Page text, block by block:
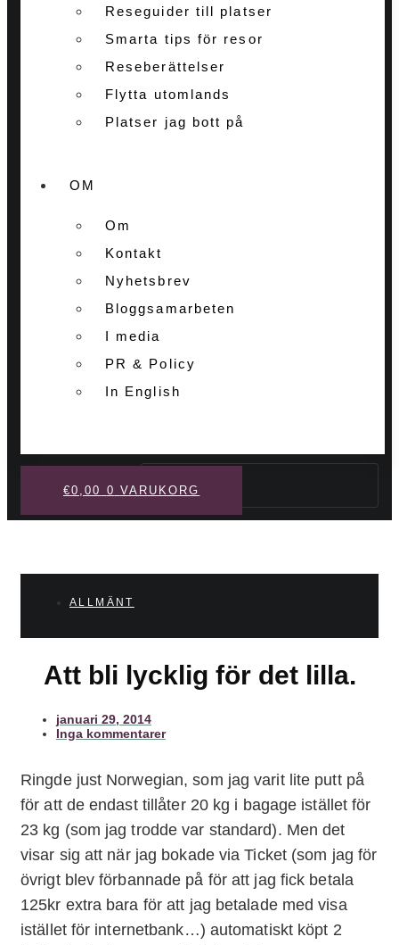
Reseguider till platser
Smarta tips för resor
Reseberättelser
Flytta utomlands
Platser jag bott på
OM
Om
Kontakt
Nyhetsbrev
Bloggsamarbeten
I media
PR & Policy
In English
Sök
€0,00 0 VARUKORG
ALLMÄNT
Att bli lycklig för det lilla.
januari 29, 2014
Inga kommentarer
Ringde just Norwegian, som jag varit lite putt på
för att de endast tillåter 20 kg i bagage istället för
23 kg (som jag trodde var standard). Men det
visar sig att när jag bokade via Ticket (som jag för
övrigt blev förbannade på för att jag fick betala
125kr extra bara för att jag betalade med visa
istället för internetbank…) automatiskt köpt 2